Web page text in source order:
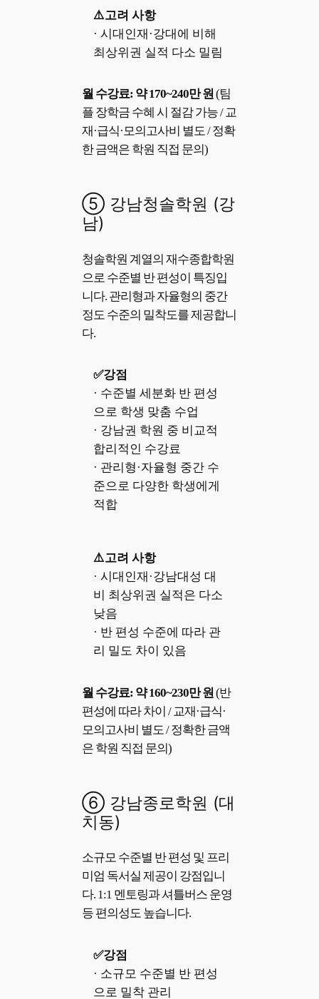
⚠️고려 사항
· 시대인재·강대에 비해
최상위권 실적 다소 밀림
월 수강료: 약 170~240만 원 (팀
플 장학금 수혜 시 절감 가능 / 교
재·급식·모의고사비 별도 / 정확
한 금액은 학원 직접 문의)
⑤ 강남청솔학원 (강
남)
청솔학원 계열의 재수종합학원
으로 수준별 반 편성이 특징입
니다. 관리형과 자율형의 중간
정도 수준의 밀착도를 제공합니
다.
✅강점
· 수준별 세분화 반 편성
으로 학생 맞춤 수업
· 강남권 학원 중 비교적
합리적인 수강료
· 관리형·자율형 중간 수
준으로 다양한 학생에게
적합
⚠️고려 사항
· 시대인재·강남대성 대
비 최상위권 실적은 다소
낮음
· 반 편성 수준에 따라 관
리 밀도 차이 있음
월 수강료: 약 160~230만 원 (반
편성에 따라 차이 / 교재·급식·
모의고사비 별도 / 정확한 금액
은 학원 직접 문의)
⑥ 강남종로학원 (대
치동)
소규모 수준별 반 편성 및 프리
미엄 독서실 제공이 강점입니
다. 1:1 멘토링과 셔틀버스 운영
등 편의성도 높습니다.
✅강점
· 소규모 수준별 반 편성
으로 밀착 관리